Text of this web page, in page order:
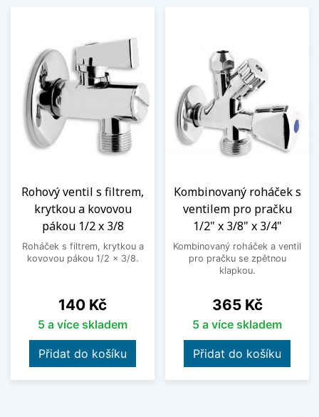
Rohový ventil s filtrem,
krytkou a kovovou
pákou 1/2 x 3/8
Roháček s filtrem, krytkou a
kovovou pákou 1/2 x 3/8.
Cena
140 Kč
5 a více skladem
Přidat do košíku
Kombinovaný roháček s
ventilem pro pračku
1/2" x 3/8" x 3/4"
Kombinovaný roháček a ventil
pro pračku se zpětnou
klapkou.
Cena
365 Kč
5 a více skladem
Přidat do košíku